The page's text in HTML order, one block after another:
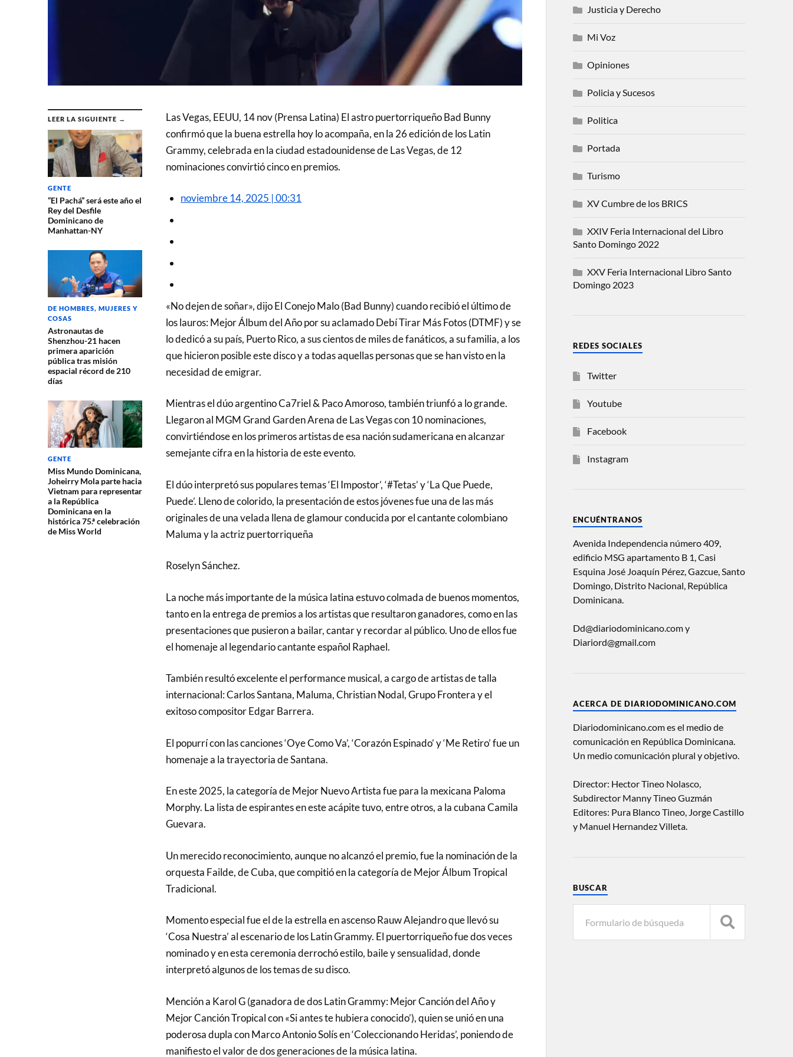
LEER LA SIGUIENTE →
GENTE
“El Pachá” será este año el
Rey del Desfile
Dominicano de
Manhattan-NY
DE HOMBRES, MUJERES Y
COSAS
Astronautas de
Shenzhou-21 hacen
primera aparición
pública tras misión
espacial récord de 210
días
GENTE
Miss Mundo Dominicana,
Joheirry Mola parte hacia
Vietnam para representar
a la República
Dominicana en la
histórica 75.ª celebración
de Miss World
Las Vegas, EEUU, 14 nov (Prensa Latina) El astro puertorriqueño Bad Bunny
confirmó que la buena estrella hoy lo acompaña, en la 26 edición de los Latin
Grammy, celebrada en la ciudad estadounidense de Las Vegas, de 12
nominaciones convirtió cinco en premios.
noviembre 14, 2025 | 00:31
«No dejen de soñar», dijo El Conejo Malo (Bad Bunny) cuando recibió el último de
los lauros: Mejor Álbum del Año por su aclamado Debí Tirar Más Fotos (DTMF) y se
lo dedicó a su país, Puerto Rico, a sus cientos de miles de fanáticos, a su familia, a los
que hicieron posible este disco y a todas aquellas personas que se han visto en la
necesidad de emigrar.
Mientras el dúo argentino Ca7riel & Paco Amoroso, también triunfó a lo grande.
Llegaron al MGM Grand Garden Arena de Las Vegas con 10 nominaciones,
convirtiéndose en los primeros artistas de esa nación sudamericana en alcanzar
semejante cifra en la historia de este evento.
El dúo interpretó sus populares temas ‘El Impostor’, ‘#Tetas’ y ‘La Que Puede,
Puede’. Lleno de colorido, la presentación de estos jóvenes fue una de las más
originales de una velada llena de glamour conducida por el cantante colombiano
Maluma y la actriz puertorriqueña
Roselyn Sánchez.
La noche más importante de la música latina estuvo colmada de buenos momentos,
tanto en la entrega de premios a los artistas que resultaron ganadores, como en las
presentaciones que pusieron a bailar, cantar y recordar al público. Uno de ellos fue
el homenaje al legendario cantante español Raphael.
También resultó excelente el performance musical, a cargo de artistas de talla
internacional: Carlos Santana, Maluma, Christian Nodal, Grupo Frontera y el
exitoso compositor Edgar Barrera.
El popurrí con las canciones ‘Oye Como Va’, ‘Corazón Espinado’ y ‘Me Retiro’ fue un
homenaje a la trayectoria de Santana.
En este 2025, la categoría de Mejor Nuevo Artista fue para la mexicana Paloma
Morphy. La lista de espirantes en este acápite tuvo, entre otros, a la cubana Camila
Guevara.
Un merecido reconocimiento, aunque no alcanzó el premio, fue la nominación de la
orquesta Failde, de Cuba, que compitió en la categoría de Mejor Álbum Tropical
Tradicional.
Momento especial fue el de la estrella en ascenso Rauw Alejandro que llevó su
‘Cosa Nuestra’ al escenario de los Latin Grammy. El puertorriqueño fue dos veces
nominado y en esta ceremonia derrochó estilo, baile y sensualidad, donde
interpretó algunos de los temas de su disco.
Mención a Karol G (ganadora de dos Latin Grammy: Mejor Canción del Año y
Mejor Canción Tropical con «Si antes te hubiera conocido’), quien se unió en una
poderosa dupla con Marco Antonio Solís en ‘Coleccionando Heridas’, poniendo de
manifiesto el valor de dos generaciones de la música latina.
Justicia y Derecho
Mi Voz
Opiniones
Policia y Sucesos
Politica
Portada
Turismo
XV Cumbre de los BRICS
XXIV Feria Internacional del Libro
Santo Domingo 2022
XXV Feria Internacional Libro Santo
Domingo 2023
REDES SOCIALES
Twitter
Youtube
Facebook
Instagram
ENCUÉNTRANOS
Avenida Independencia número 409,
edificio MSG apartamento B 1, Casi
Esquina José Joaquín Pérez, Gazcue, Santo
Domingo, Distrito Nacional, República
Dominicana.
Dd@diariodominicano.com y
Diariord@gmail.com
ACERCA DE DIARIODOMINICANO.COM
Diariodominicano.com es el medio de
comunicación en República Dominicana.
Un medio comunicación plural y objetivo.
Director: Hector Tineo Nolasco,
Subdirector Manny Tineo Guzmán
Editores: Pura Blanco Tineo, Jorge Castillo
y Manuel Hernandez Villeta.
BUSCAR